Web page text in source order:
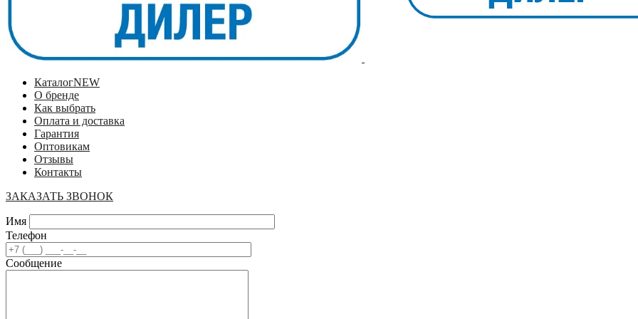
КаталогNEW
О бренде
Как выбрать
Оплата и доставка
Гарантия
Оптовикам
Отзывы
Контакты
ЗАКАЗАТЬ ЗВОНОК
Имя
Телефон
Сообщение